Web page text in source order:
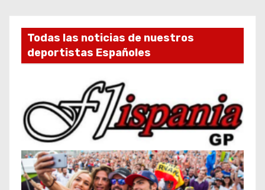
Todas las noticias de nuestros
deportistas Españoles